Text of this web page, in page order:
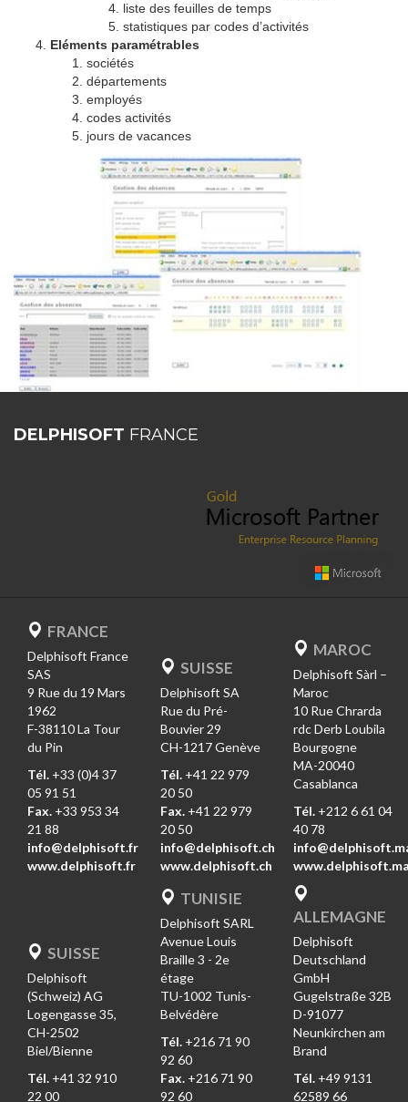
liste des feuilles de temps
statistiques par codes d’activités
Eléments paramétrables
sociétés
départements
employés
codes activités
jours de vacances
DELPHISOFT FRANCE
FRANCE
Delphisoft France
SAS
9 Rue du 19 Mars
1962
F-38110 La Tour
du Pin
Tél. +33 (0)4 37
05 91 51
Fax. +33 953 34
21 88
info@delphisoft.fr
www.delphisoft.fr
SUISSE
Delphisoft SA
Rue du Pré-
Bouvier 29
CH-1217 Genève
Tél. +41 22 979
20 50
Fax. +41 22 979
20 50
info@delphisoft.ch
www.delphisoft.ch
MAROC
Delphisoft Sàrl –
Maroc
10 Rue Chrarda
rdc Derb Loubila
Bourgogne
MA-20040
Casablanca
Tél. +212 6 61 04
40 78
SUISSE
Delphisoft
(Schweiz) AG
Logengasse 35,
CH-2502
Biel/Bienne
Tél. +41 32 910
22 00
TUNISIE
Delphisoft SARL
Avenue Louis
Braille 3 - 2e
étage
TU-1002 Tunis-
Belvédère
Tél. +216 71 90
92 60
Fax. +216 71 90
92 60
ALLEMAGNE
Delphisoft
Deutschland
GmbH
Gugelstraße 32B
D-91077
Neunkirchen am
Brand
Tél. +49 9131
62589 66